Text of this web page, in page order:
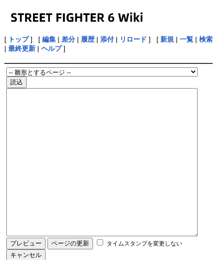
[ トップ] [ 編集| 差分| 履歴| 添付| リロード ] [ 新規| 一覧| 検索
| 最終更新| ヘルプ]
タイムスタンプを変更しない